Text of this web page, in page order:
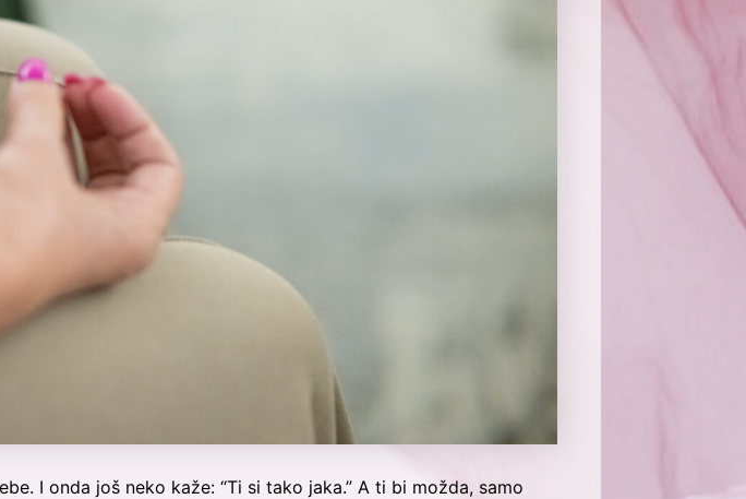
I onda još neko kaže: “Ti si tako jaka.” A ti bi možda, samo